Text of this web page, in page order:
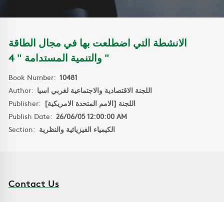
الانشطة التي اضطلعت بها في مجال الطاقة
والتنمية المستدامة " 4 "
Book Number: 10481
Author: اللجنة الاقتصادية والاجتماعية لغربي اسيا
Publisher: اللجنة [الامم المتحدة الامريكية]
Publish Date: 26/06/05 12:00:00 AM
Section: الكيمياء الفيزيائية والنظرية
Contact Us